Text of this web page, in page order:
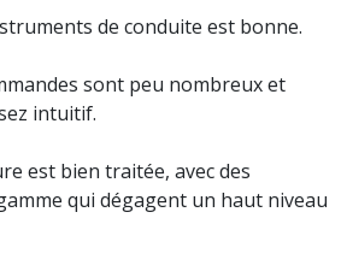
de conduite est bonne.
sont peu nombreux et
intuitif.
est bien traitée, avec des
qui dégagent un haut niveau